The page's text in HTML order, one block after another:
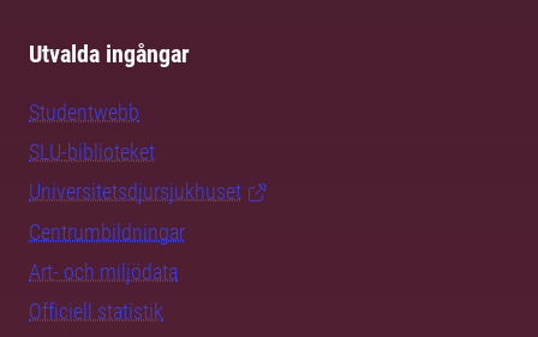
Utvalda ingångar
Studentwebb
SLU-biblioteket
Universitetsdjursjukhuset
Centrumbildningar
Art- och miljödata
Officiell statistik